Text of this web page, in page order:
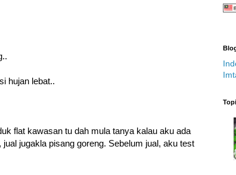
hujan lebat..
flat kawasan tu dah mula tanya kalau aku ada
jugakla pisang goreng. Sebelum jual, aku test